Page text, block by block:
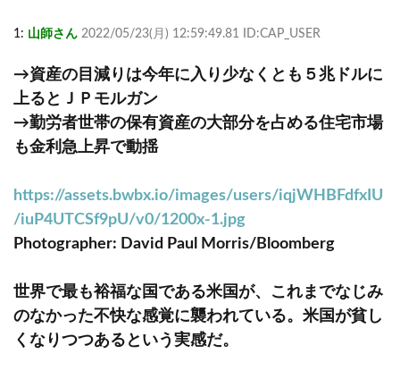
1: 山師さん 2022/05/23(月) 12:59:49.81 ID:CAP_USER
→資産の目減りは今年に入り少なくとも５兆ドルに
上るとＪＰモルガン
→勤労者世帯の保有資産の大部分を占める住宅市場
も金利急上昇で動揺
https://assets.bwbx.io/images/users/iqjWHBFdfxIU
/iuP4UTCSf9pU/v0/1200x-1.jpg
Photographer: David Paul Morris/Bloomberg
世界で最も裕福な国である米国が、これまでなじみ
のなかった不快な感覚に襲われている。米国が貧し
くなりつつあるという実感だ。